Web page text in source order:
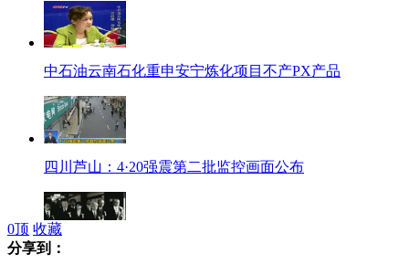
中石油云南石化重申安宁炼化项目不产PX产品
四川芦山：4·20强震第二批监控画面公布
0顶 收藏
分享到：